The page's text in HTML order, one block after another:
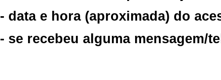
- data e hora (aproximada) do
- se recebeu alguma mensagem/